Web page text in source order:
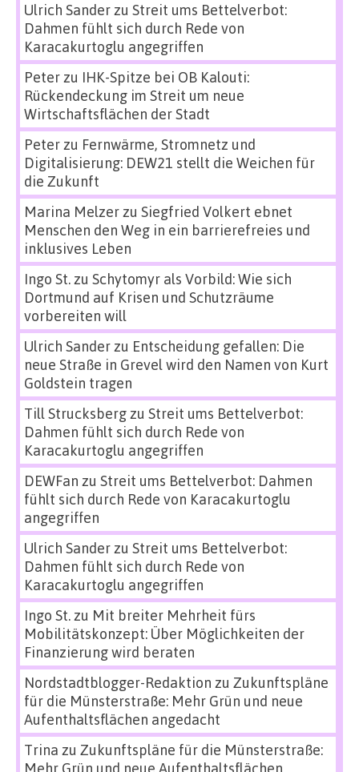
Ulrich Sanderzu Streit ums Bettelverbot:
Dahmen fühlt sich durch Rede von
Karacakurtoglu angegriffen
Peterzu IHK-Spitze bei OB Kalouti:
Rückendeckung im Streit um neue
Wirtschaftsflächen der Stadt
Peterzu Fernwärme, Stromnetz und
Digitalisierung: DEW21 stellt die Weichen für
die Zukunft
Marina Melzerzu Siegfried Volkert ebnet
Menschen den Weg in ein barrierefreies und
inklusives Leben
Ingo St.zu Schytomyr als Vorbild: Wie sich
Dortmund auf Krisen und Schutzräume
vorbereiten will
Ulrich Sanderzu Entscheidung gefallen: Die
neue Straße in Grevel wird den Namen von Kurt
Goldstein tragen
Till Strucksbergzu Streit ums Bettelverbot:
Dahmen fühlt sich durch Rede von
Karacakurtoglu angegriffen
DEWFan zu Streit ums Bettelverbot: Dahmen
fühlt sich durch Rede von Karacakurtoglu
angegriffen
Ulrich Sanderzu Streit ums Bettelverbot:
Dahmen fühlt sich durch Rede von
Karacakurtoglu angegriffen
Ingo St.zu Mit breiter Mehrheit fürs
Mobilitätskonzept: Über Möglichkeiten der
Finanzierung wird beraten
Nordstadtblogger-Redaktion zu Zukunftspläne
für die Münsterstraße: Mehr Grün und neue
Aufenthaltsflächen angedacht
Trina zu Zukunftspläne für die Münsterstraße:
Mehr Grün und neue Aufenthaltsflächen